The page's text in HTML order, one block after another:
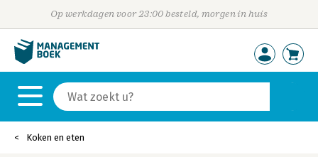
Op werkdagen voor 23:00 besteld, morgen in huis
Koken en eten